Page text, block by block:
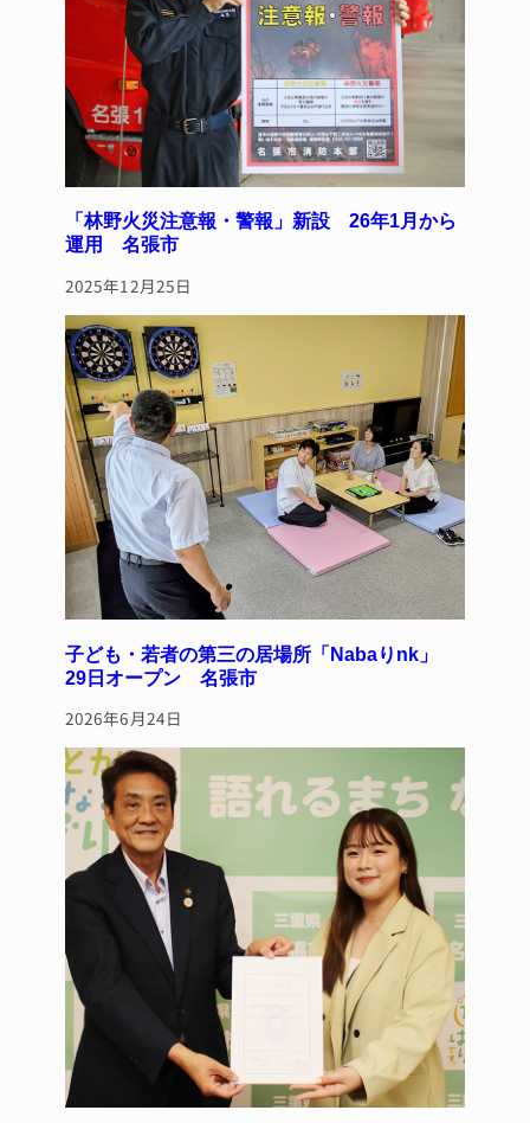
「林野火災注意報・警報」新設 26年1月から
運用 名張市
2025年12月25日
子ども・若者の第三の居場所「Nabaりnk」
29日オープン 名張市
2026年6月24日